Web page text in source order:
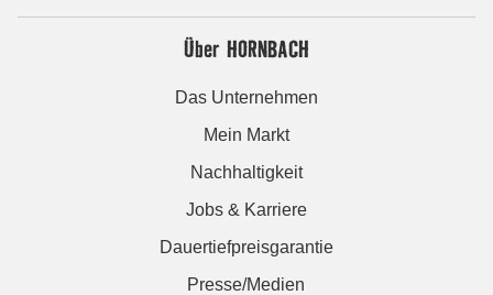
Über HORNBACH
Das Unternehmen
Mein Markt
Nachhaltigkeit
Jobs & Karriere
Dauertiefpreisgarantie
Presse/Medien